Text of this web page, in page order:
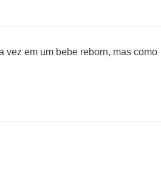
vez em um bebe reborn, mas como